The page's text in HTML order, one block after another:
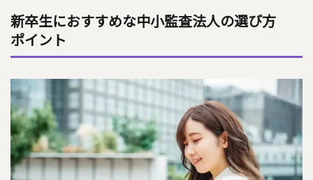
新卒生におすすめな中小監査法人の選び方
ポイント